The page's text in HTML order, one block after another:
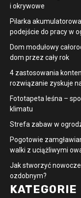
i okrywowe
Pilarka
podejście do pracy w
Dom modułowy
dom przez cały rok
4 zastosowania
rozwiązanie zyskuje
​Fototapeta leśna –
klimatu
Strefa zabaw w
Pogotowie
walki z uciążliwymi
Jak stworzyć
ozdobnym?
KATEGORIE